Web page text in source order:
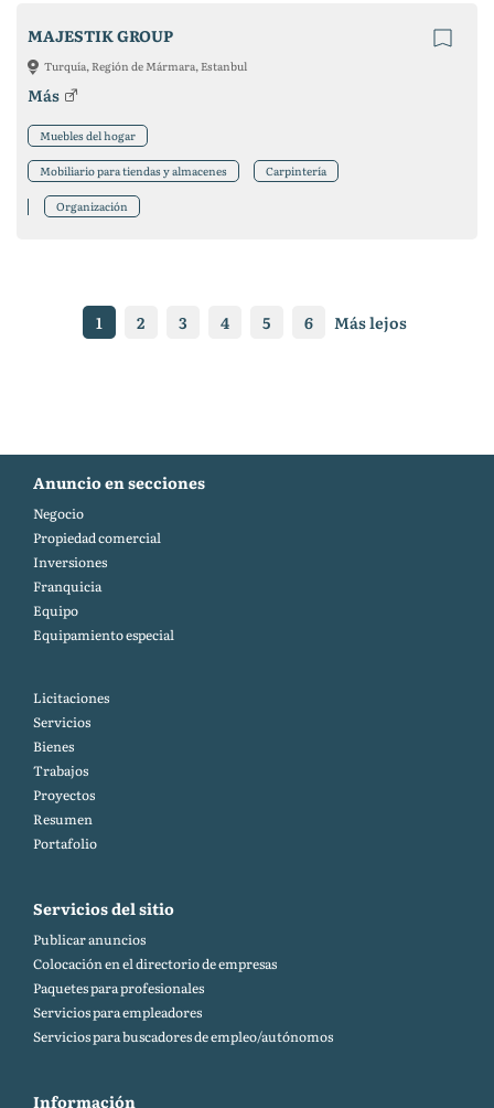
MAJESTIK GROUP
Turquía, Región de Mármara, Estanbul
Más
Muebles del hogar
Mobiliario para tiendas y almacenes Carpintería
Organización
1 2 3 4 5 6 Más lejos
Anuncio en secciones
Negocio
Propiedad comercial
Inversiones
Franquicia
Equipo
Equipamiento especial
Licitaciones
Servicios
Bienes
Trabajos
Proyectos
Resumen
Portafolio
Servicios del sitio
Publicar anuncios
Colocación en el directorio de empresas
Paquetes para profesionales
Servicios para empleadores
Servicios para buscadores de empleo/autónomos
Información